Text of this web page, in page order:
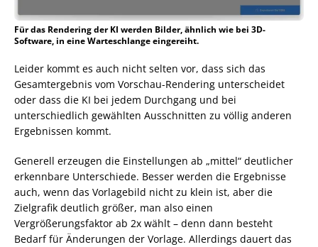
Für das Rendering der KI werden Bilder, ähnlich wie bei 3D-
Software, in eine Warteschlange eingereiht.
Leider kommt es auch nicht selten vor, dass sich das
Gesamtergebnis vom Vorschau-Rendering unterscheidet
oder dass die KI bei jedem Durchgang und bei
unterschiedlich gewählten Ausschnitten zu völlig anderen
Ergebnissen kommt.
Generell erzeugen die Einstellungen ab „mittel“ deutlicher
erkennbare Unterschiede. Besser werden die Ergebnisse
auch, wenn das Vorlagebild nicht zu klein ist, aber die
Zielgrafik deutlich größer, man also einen
Vergrößerungsfaktor ab 2x wählt – denn dann besteht
Bedarf für Änderungen der Vorlage. Allerdings dauert das